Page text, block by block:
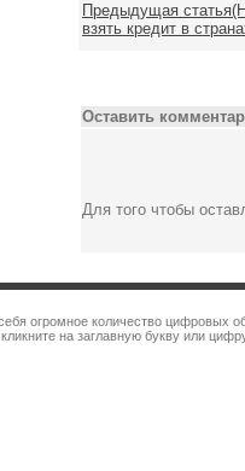
Предыдущая
взять кредит в
Оставить
Для того чтобы
огромное количество цифровых
на заглавную букву или